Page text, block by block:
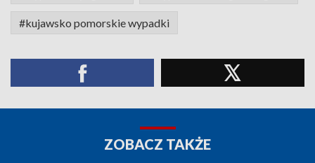
#kujawsko pomorskie wypadki
ZOBACZ TAKŻE